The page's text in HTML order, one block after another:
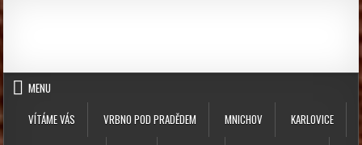
Skip to content
MENU
VÍTÁME VÁS
VRBNO POD PRADĚDEM MNICHOV KARLOVICE